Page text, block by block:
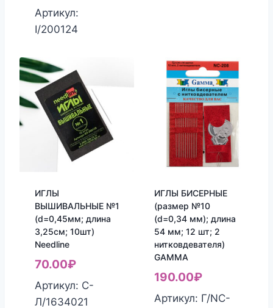
Артикул:
I/200124
ИГЛЫ
ВЫШИВАЛЬНЫЕ №1
(d=0,45мм; длина
3,25см; 10шт)
Needline
70.00₽
Артикул: С-
Л/1634021
ИГЛЫ БИСЕРНЫЕ
(размер №10
(d=0,34 мм); длина
54 мм; 12 шт; 2
нитковдевателя)
GAMMA
190.00₽
Артикул: Г/NC-